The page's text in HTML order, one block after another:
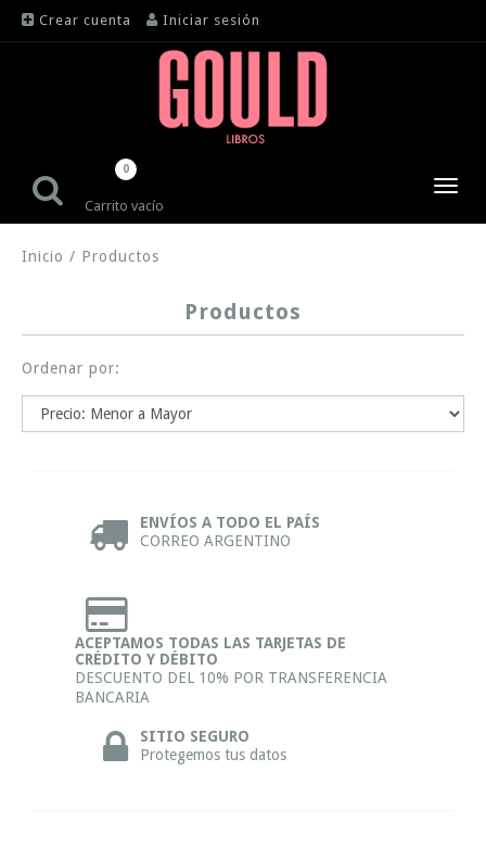
Crear cuenta Iniciar sesión
Carrito vacío
0
Inicio / Productos
Productos
Ordenar por:
ENVÍOS A TODO EL PAÍS
CORREO ARGENTINO
ACEPTAMOS TODAS LAS TARJETAS DE
CRÉDITO Y DÉBITO
DESCUENTO DEL 10% POR TRANSFERENCIA
BANCARIA
SITIO SEGURO
Protegemos tus datos